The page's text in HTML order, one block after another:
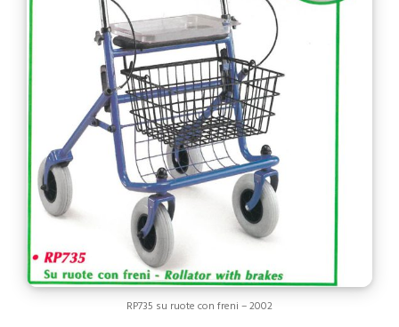
RP735 su ruote con freni – 2002